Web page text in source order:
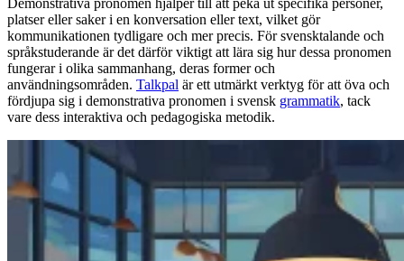
platser eller saker i en konversation eller text, vilket gör
kommunikationen tydligare och mer precis. För svensktalande och
språkstuderande är det därför viktigt att lära sig hur dessa pronomen
fungerar i olika sammanhang, deras former och
användningsområden. Talkpal är ett utmärkt verktyg för att öva och
fördjupa sig i demonstrativa pronomen i svensk grammatik, tack
vare dess interaktiva och pedagogiska metodik.